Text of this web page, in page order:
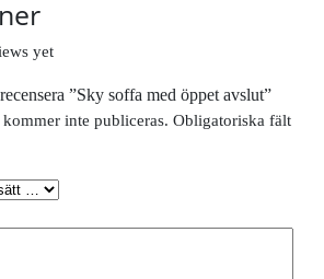
yet
”Sky soffa med öppet avslut”
inte publiceras. Obligatoriska fält